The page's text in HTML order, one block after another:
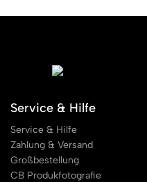
Service & Hilfe
Service & Hilfe
Zahlung & Versand
Großbestellung
CB Produkfotografie